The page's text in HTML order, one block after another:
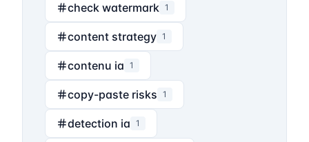
check watermark 1
content strategy 1
contenu ia 1
copy-paste risks 1
detection ia 1